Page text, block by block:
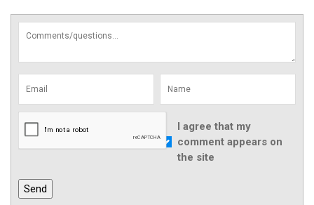
I agree that my
comment appears on
the site